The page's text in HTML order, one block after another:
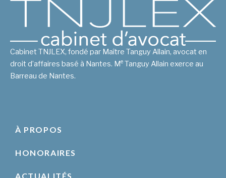
Cabinet TNJLEX, fondé par Maître Tanguy Allain, avocat en
droit d’affaires basé à Nantes. Me Tanguy Allain exerce au
Barreau de Nantes.
À PROPOS
HONORAIRES
ACTUALITÉS